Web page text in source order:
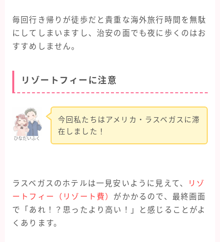
毎回行き帰りが徒歩だと貴重な海外旅行時間を無駄
にしてしまいますし、治安の面でも夜に歩くのはお
すすめしません。
リゾートフィーに注意
ひなだいふく
今回私たちはアメリカ・ラスベガスに滞
在しました！
ラスベガスのホテルは一見安いように見えて、
リゾ
ートフィー（リゾート費） がかかるので、最終画面
で「あれ！？思ったより高い！」と感じることがよ
くあります。